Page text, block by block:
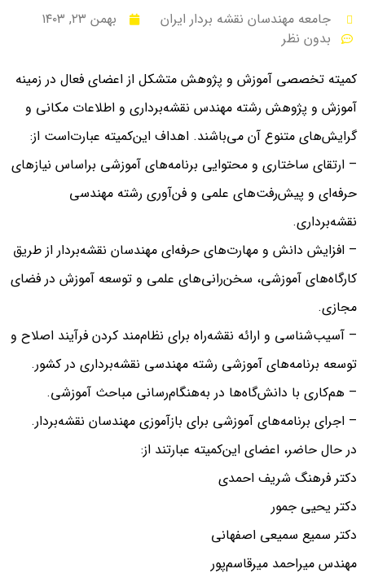
جامعه مهندسان نقشه بردار ایران
بهمن ۲۳, ۱۴۰۳
بدون نظر
کمیته تخصصی آموزش و پژوهش متشکل از اعضای فعال در زمینه
آموزش و پژوهش رشته مهندس نقشه‌برداری و اطلاعات مکانی و
گرایش‌های متنوع آن می‌باشند. اهداف این‌کمیته عبارت‌است از:
– ارتقای ساختاری و محتوایی برنامه‌های آموزشی براساس نیازهای
حرفه‌ای و پیش‌رفت‌های علمی و فن‌آوری رشته مهندسی
نقشه‌برداری.
– افزایش دانش و مهارت‌های حرفه‌ای مهندسان نقشه‌بردار از طریق
کارگاه‌های آموزشی، سخن‌رانی‌های علمی و توسعه آموزش در فضای
مجازی.
– آسیب‌شناسی و ارائه نقشه‌راه برای نظام‌مند کردن فرآیند اصلاح و
توسعه برنامه‌های آموزشی رشته مهندسی نقشه‌برداری در کشور.
– هم‌کاری با دانش‌گاه‌ها در به‌هنگام‌رسانی مباحث آموزشی.
– اجرای برنامه‌های آموزشی برای بازآموزی مهندسان نقشه‌بردار.
در حال حاضر، اعضای این‌کمیته عبارتند از:
دکتر فرهنگ شریف احمدی
دکتر یحیی جمور
دکتر سمیع سمیعی اصفهانی
مهندس میراحمد میرقاسم‌پور